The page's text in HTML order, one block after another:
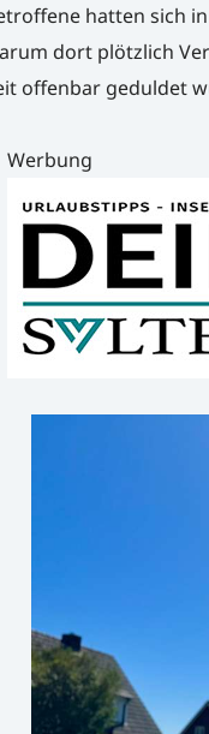
hatten sich
dort plötzlich
offenbar geduldet
Werbung